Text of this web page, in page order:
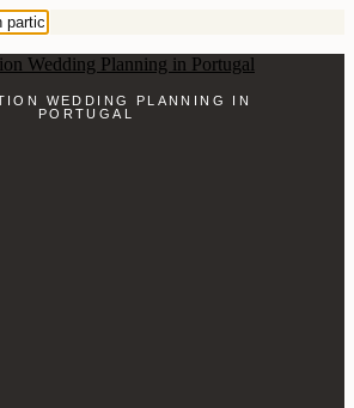
WEDDING PLANNING IN
PORTUGAL